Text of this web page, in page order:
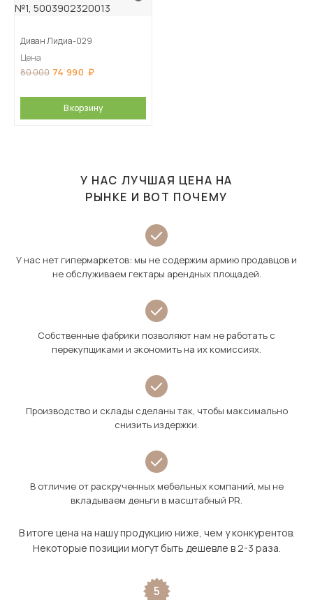
Диван Лидиа-029
Цена
80 000 74 990
В корзину
У НАС ЛУЧШАЯ ЦЕНА НА
РЫНКЕ И ВОТ ПОЧЕМУ
У нас нет гипермаркетов: мы не содержим армию продавцов и
не обслуживаем гектары арендных площадей.
Собственные фабрики позволяют нам не работать с
перекупщиками и экономить на их комиссиях.
Производство и склады сделаны так, чтобы максимально
снизить издержки.
В отличие от раскрученных мебельных компаний, мы не
вкладываем деньги в масштабный PR.
В итоге цена на нашу продукцию ниже, чем у конкурентов.
Некоторые позиции могут быть дешевле в 2-3 раза.
5